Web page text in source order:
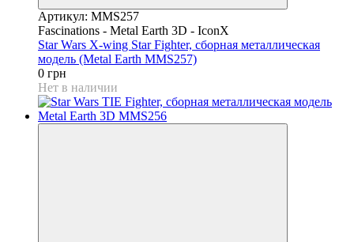
Артикул: MMS257
Fascinations - Metal Earth 3D - IconX
Star Wars X-wing Star Fighter, сборная металлическая
модель (Metal Earth MMS257)
0 грн
Нет в наличии